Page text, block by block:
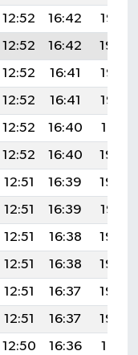
12:52 16:42
19:55
12:52 16:42
19:54
12:52 16:41
19:53
12:52 16:41
19:52
12:52 16:40
19:51
12:52 16:40
19:50
12:51 16:39
19:49
12:51 16:39
19:47
12:51 16:38
19:46
12:51 16:38
19:45
12:51 16:37
19:44
12:51 16:37
19:42
12:50 16:36
19:41